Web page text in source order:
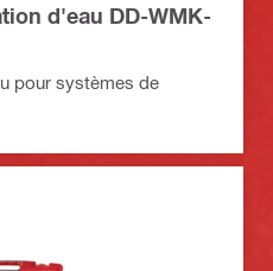
d'eau DD-WMK-
pour systèmes de